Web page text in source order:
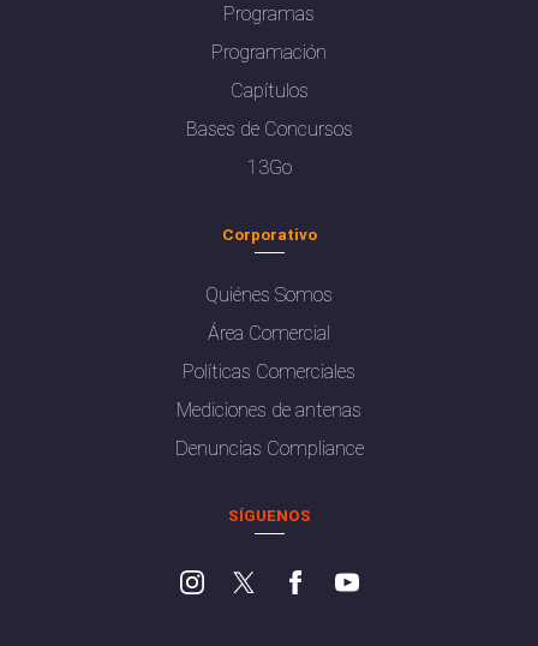
Programas
Programación
Capítulos
Bases de Concursos
13Go
Corporativo
Quiénes Somos
Área Comercial
Políticas Comerciales
Mediciones de antenas
Denuncias Compliance
SÍGUENOS